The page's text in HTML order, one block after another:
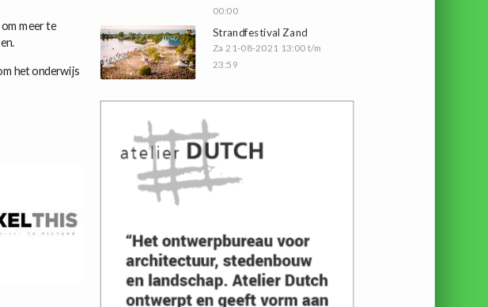
meer te
het onderwijs
00:00
Strandfestival Zand
Za 21-08-2021 13:00 t/m
23:59